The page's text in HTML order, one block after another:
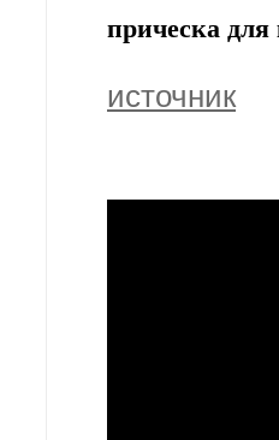
прическа
источник